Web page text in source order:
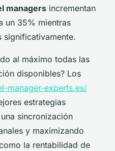
managers incrementan
un 35% mientras
significativamente.
al máximo todas las
disponibles? Los
manager-experts.es/
estrategias
sincronización
y maximizando
la rentabilidad de